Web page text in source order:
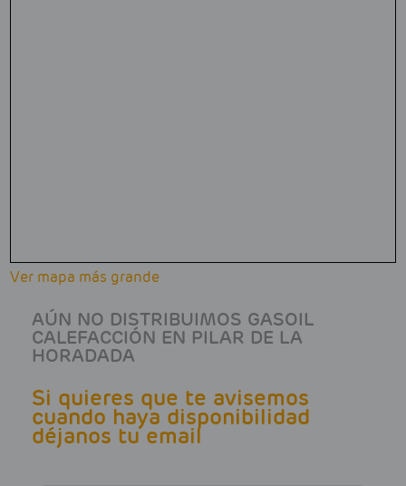
Ver mapa más grande
AÚN NO DISTRIBUIMOS GASOIL
CALEFACCIÓN EN PILAR DE LA
HORADADA
Si quieres que te avisemos
cuando haya disponibilidad
déjanos tu email